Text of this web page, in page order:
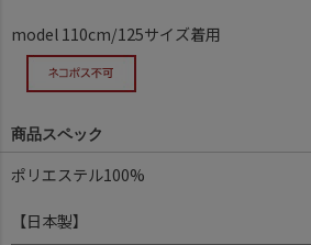
model 110cm/125サイズ着用
商品スペック
ポリエステル100%
【日本製】